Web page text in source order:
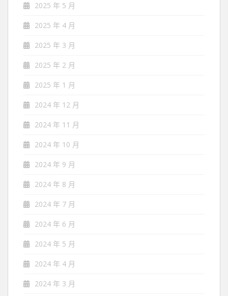
2025 年 5 月
2025 年 4 月
2025 年 3 月
2025 年 2 月
2025 年 1 月
2024 年 12 月
2024 年 11 月
2024 年 10 月
2024 年 9 月
2024 年 8 月
2024 年 7 月
2024 年 6 月
2024 年 5 月
2024 年 4 月
2024 年 3 月